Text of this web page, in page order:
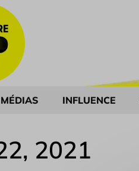
INFLUENCE
2021